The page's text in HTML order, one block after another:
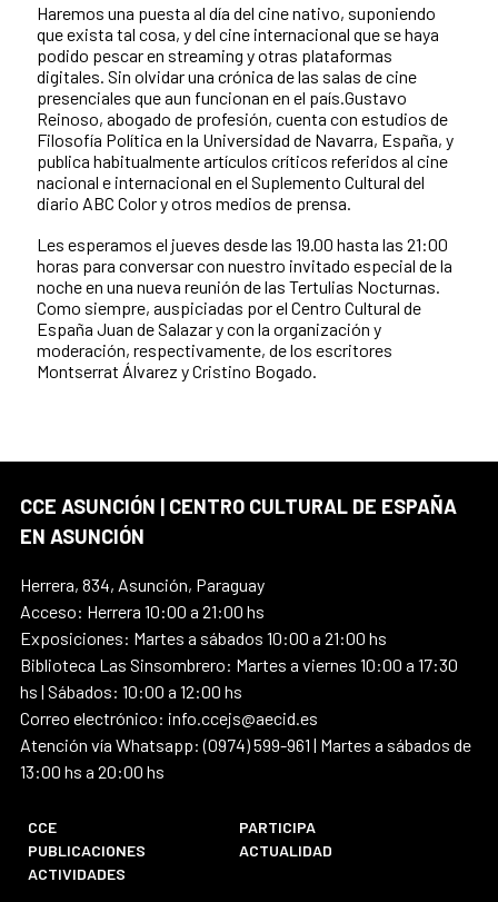
Haremos una puesta al día del cine nativo, suponiendo
que exista tal cosa, y del cine internacional que se haya
podido pescar en streaming y otras plataformas
digitales. Sin olvidar una crónica de las salas de cine
presenciales que aun funcionan en el país.Gustavo
Reinoso, abogado de profesión, cuenta con estudios de
Filosofía Política en la Universidad de Navarra, España, y
publica habitualmente artículos críticos referidos al cine
nacional e internacional en el Suplemento Cultural del
diario ABC Color y otros medios de prensa.
Les esperamos el jueves desde las 19.00 hasta las 21:00
horas para conversar con nuestro invitado especial de la
noche en una nueva reunión de las Tertulias Nocturnas.
Como siempre, auspiciadas por el Centro Cultural de
España Juan de Salazar y con la organización y
moderación, respectivamente, de los escritores
Montserrat Álvarez y Cristino Bogado.
CCE ASUNCIÓN | CENTRO CULTURAL DE ESPAÑA
EN ASUNCIÓN
Herrera, 834, Asunción, Paraguay
Acceso: Herrera 10:00 a 21:00 hs
Exposiciones: Martes a sábados 10:00 a 21:00 hs
Biblioteca Las Sinsombrero: Martes a viernes 10:00 a 17:30
hs | Sábados: 10:00 a 12:00 hs
Correo electrónico: info.ccejs@aecid.es
Atención vía Whatsapp: (0974) 599-961 | Martes a sábados de
13:00 hs a 20:00 hs
CCE
PARTICIPA
PUBLICACIONES
ACTUALIDAD
ACTIVIDADES